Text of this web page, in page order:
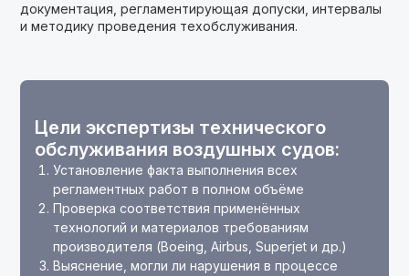
документация, регламентирующая допуски, интервалы
и методику проведения техобслуживания.
Цели экспертизы технического
обслуживания воздушных судов:
Установление факта выполнения всех
регламентных работ в полном объёме
Проверка соответствия применённых
технологий и материалов требованиям
производителя (Boeing, Airbus, Superjet и др.)
Выяснение, могли ли нарушения в процессе